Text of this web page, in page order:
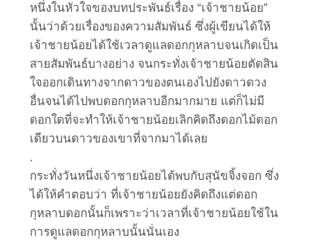
หนึ่งในหัวใจของบทประพันธ์เรื่อง “เจ้าชายน้อย”
นั้นว่าด้วยเรื่องของความสัมพันธ์ ซึ่งผู้เขียนได้ให้
เจ้าชายน้อยได้ใช้เวลาดูแลดอกกุหลาบจนเกิดเป็น
สายสัมพันธ์บางอย่าง จนกระทั่งเจ้าชายน้อยตัดสิน
ใจออกเดินทางจากดาวของตนเองไปยังดาวดวง
อื่นจนได้ไปพบดอกกุหลาบอีกมากมาย แต่ก็ไม่มี
ดอกใดที่จะทำให้เจ้าชายน้อยเลิกคิดถึงดอกไม้ดอก
เดียวบนดาวของเขาที่จากมาได้เลย
.
กระทั่งวันหนึ่งเจ้าชายน้อยได้พบกับสุนัขจิ้งจอก ซึ่ง
ได้ให้คำตอบว่า ที่เจ้าชายน้อยยังคิดถึงแต่ดอก
กุหลาบดอกนั้นก็เพราะว่าเวลาที่เจ้าชายน้อยใช้ใน
การดูแลดอกกุหลาบนั้นนั่นเอง